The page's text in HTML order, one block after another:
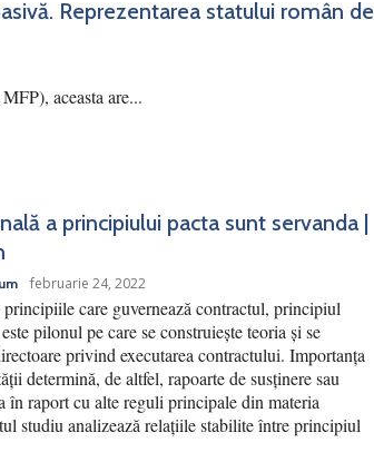
Reprezentarea statului român de
aceasta are...
a principiului pacta sunt servanda |
februarie 24, 2022
care guvernează contractul, principiul
pilonul pe care se construiește teoria și se
privind executarea contractului. Importanța
determină, de altfel, rapoarte de susținere sau
în raport cu alte reguli principale din materia
studiu analizează relațiile stabilite între principiul